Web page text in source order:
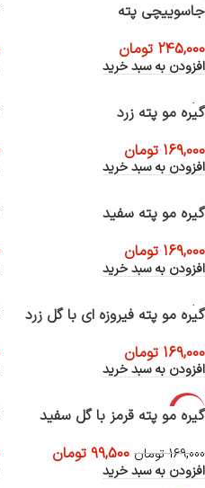
جاسوییچی پته
245,000 تومان
افزودن به سبد خرید
گیره مو پته زرد
169,000 تومان
افزودن به سبد خرید
گیره مو پته سفید
169,000 تومان
افزودن به سبد خرید
گیره مو پته فیروزه ای با گل زرد
169,000 تومان
افزودن به سبد خرید
-41%
گیره مو پته قرمز با گل سفید
169,000 تومان 99,500 تومان
افزودن به سبد خرید